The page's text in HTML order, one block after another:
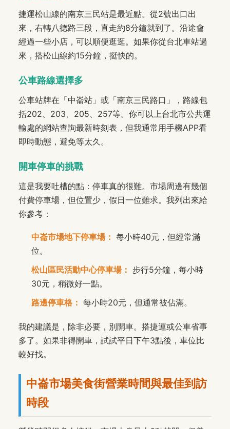
捷運松山線的南京三民站是最近點。從2號出口出
來，右轉八德路三段，直走約8分鐘就到了。沿途會
經過一些小店，可以順便逛逛。如果你從台北車站過
來，搭松山線約15分鐘，挺快的。
公車路線選擇多
公車站牌在「中崙站」或「南京三民路口」，路線包
括202、203、205、257等。你可以上台北市公共運
輸處的網站查詢最新時刻表，但我通常用手機APP看
即時動態，避免等太久。
開車停車的挑戰
這是我要吐槽的點：停車真的很難。市場周邊有幾個
付費停車場，但位置少，假日一位難求。我列出來給
你參考：
中崙市場地下停車場： 每小時40元，但經常滿
位。
松山區民活動中心停車場： 步行5分鐘，每小時
30元，稍微好一點。
路邊停車格： 每小時20元，但通常被佔滿。
我的建議是，除非必要，別開車。搭捷運或公車省事
多了。如果非得開車，試試平日下午3點後，車位比
較好找。
中崙市場美食街營業時間與最佳到訪
時段